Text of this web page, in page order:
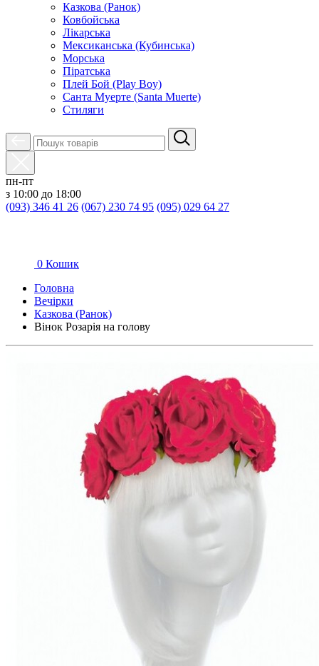
Казкова (Ранок)
Ковбойська
Лікарська
Мексиканська (Кубинська)
Морська
Піратська
Плей Бой (Play Boy)
Санта Муерте (Santa Muerte)
Стиляги
пн-пт
з 10:00 до 18:00
(093) 346 41 26 (067) 230 74 95 (095) 029 64 27
0 Кошик
Головна
Вечірки
Казкова (Ранок)
Вінок Розарія на голову